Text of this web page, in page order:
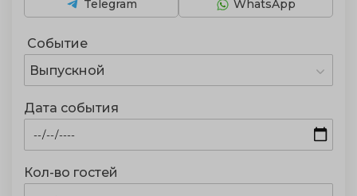
Событие
Выпускной
Дата события
Кол-во гостей
WhatsApp
Telegram